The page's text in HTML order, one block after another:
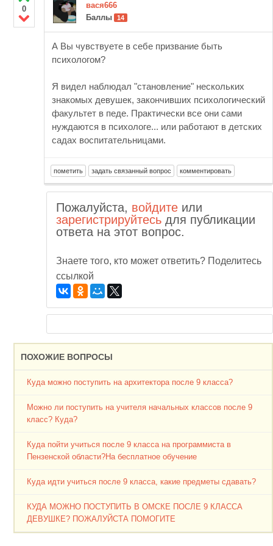
0
вася666
Баллы
14
А Вы чувствуете в себе призвание быть
психологом?
Я видел наблюдал "становление" нескольких
знакомых девушек, закончивших психологический
факультет в педе. Практически все они сами
нуждаются в психологе... или работают в детских
садах воспитательницами.
Пожалуйста, войдите или
зарегистрируйтесь для публикации
ответа на этот вопрос.
Знаете того, кто может ответить? Поделитесь
ссылкой
ПОХОЖИЕ ВОПРОСЫ
Куда можно поступить на архитектора после 9 класса?
Можно ли поступить на учителя начальных классов после 9
класс? Куда?
Куда пойти учиться после 9 класса на программиста в
Пензенской области?На бесплатное обучение
Куда идти учиться после 9 класса, какие предметы сдавать?
КУДА МОЖНО ПОСТУПИТЬ В ОМСКЕ ПОСЛЕ 9 КЛАССА
ДЕВУШКЕ? ПОЖАЛУЙСТА ПОМОГИТЕ